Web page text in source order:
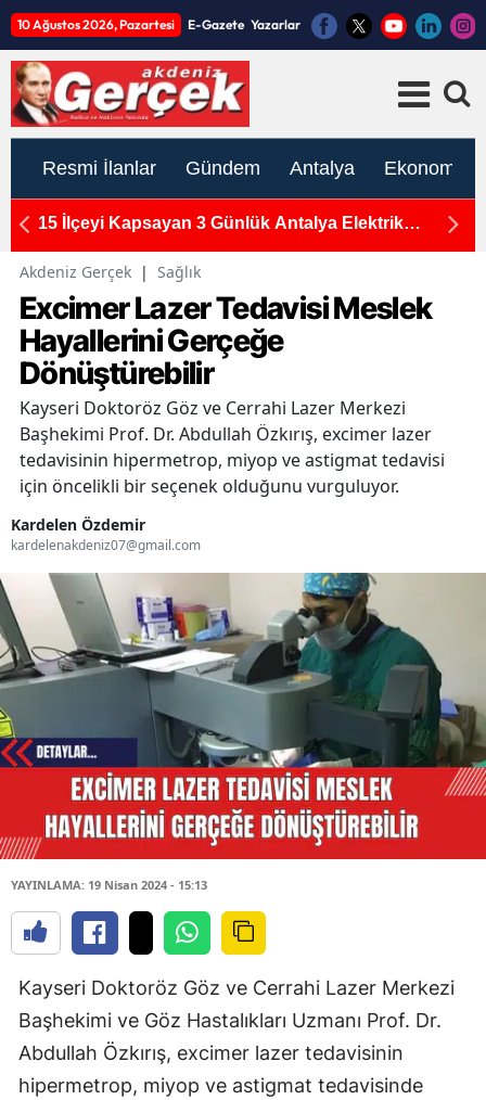
10 Ağustos 2026, Pazartesi E-Gazete Yazarlar
Resmi İlanlar Gündem Antalya Ekonomi
15 İlçeyi Kapsayan 3 Günlük Antalya Elektrik
Akdeniz Gerçek | Sağlık
Excimer Lazer Tedavisi Meslek
Hayallerini Gerçeğe
Dönüştürebilir
Kayseri Doktoröz Göz ve Cerrahi Lazer Merkezi
Başhekimi Prof. Dr. Abdullah Özkırış, excimer lazer
tedavisinin hipermetrop, miyop ve astigmat tedavisi
için öncelikli bir seçenek olduğunu vurguluyor.
Kardelen Özdemir
kardelenakdeniz07@gmail.com
YAYINLAMA: 19 Nisan 2024 - 15:13
Kayseri Doktoröz Göz ve Cerrahi Lazer Merkezi
Başhekimi ve Göz Hastalıkları Uzmanı Prof. Dr.
Abdullah Özkırış, excimer lazer tedavisinin
hipermetrop, miyop ve astigmat tedavisinde